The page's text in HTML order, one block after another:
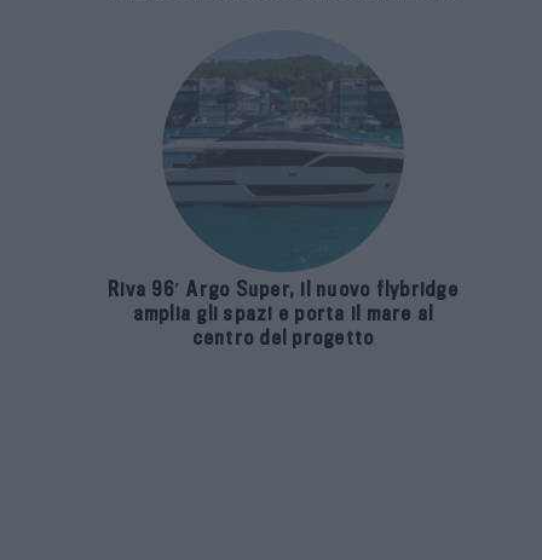
Riva 96′ Argo Super, il nuovo flybridge
amplia gli spazi e porta il mare al
centro del progetto